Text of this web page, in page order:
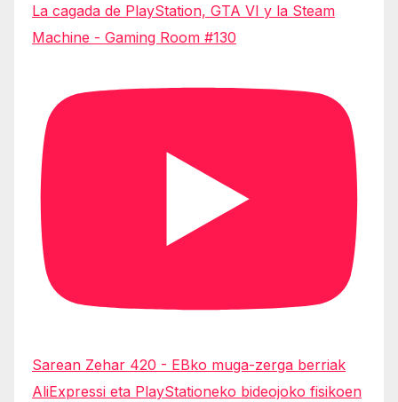
La cagada de PlayStation, GTA VI y la Steam
Machine - Gaming Room #130
Sarean Zehar 420 - EBko muga-zerga berriak
AliExpressi eta PlayStationeko bideojoko fisikoen